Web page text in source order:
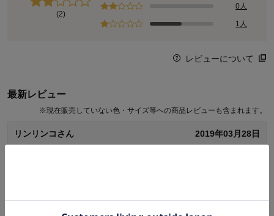
(2)
0人
1人
レビューについて
最新レビュー
※現在販売していない色・サイズ等への商品レビューも含まれます。
リンリンコさん 2019年03月28日